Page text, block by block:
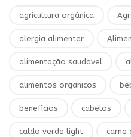
agricultura orgânica
alergia alimentar
alimentação saudavel
alimentos organicos
benefícios cabelos
caldo verde light carne